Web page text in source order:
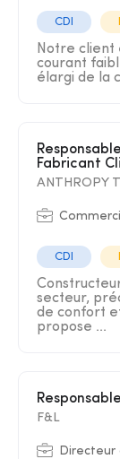
CDI
Notre client
courant
élargi de la
Responsable Technique National
Fabricant
ANTHROPY
CDI
secteur,
de confort
propose ...
F&L
Directeur